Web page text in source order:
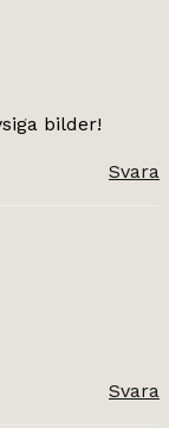
bilder!
Svara
Svara